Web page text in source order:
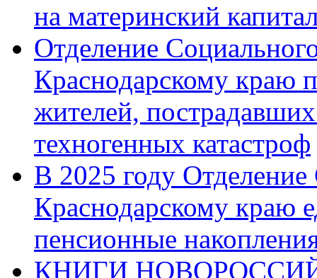
на материнский
Отделение
Краснодарскому краю
жителей,
техногенных катастроф
В 2025 году
Краснодарскому краю
пенсионные
КНИГИ